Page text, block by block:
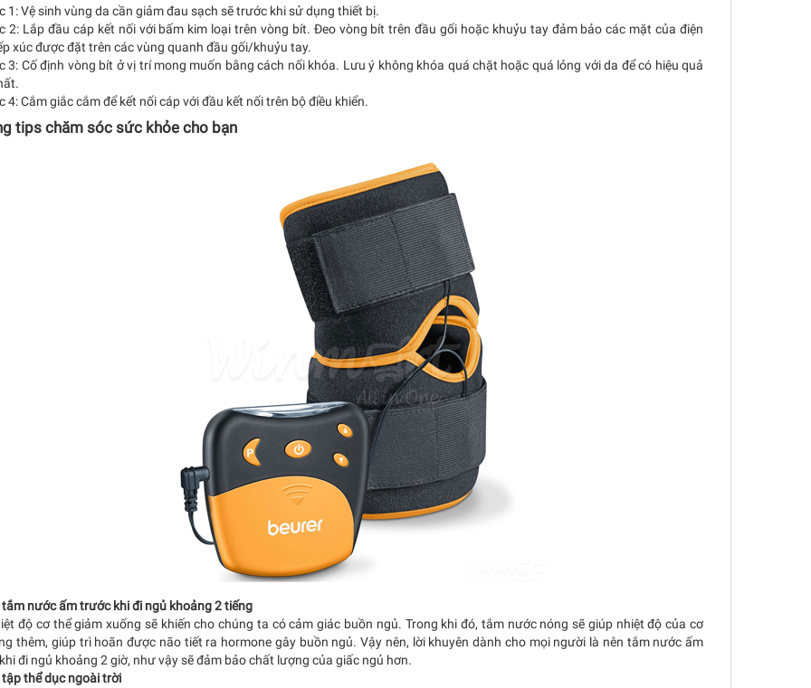
1: Vệ sinh vùng da cần giảm đau sạch sẽ trước khi sử dụng thiết bị.
2: Lắp đầu cáp kết nối với bấm kim loại trên vòng bít. Đeo vòng bít trên đầu gối hoặc khuỷu tay đảm bảo các mặt của điện
xúc được đặt trên các vùng quanh đầu gối/khuỷu tay.
3: Cố định vòng bít ở vị trí mong muốn bằng cách nối khóa. Lưu ý không khóa quá chặt hoặc quá lỏng với da để có hiệu quả
4: Cắm giắc cắm để kết nối cáp với đầu kết nối trên bộ điều khiển.
tips chăm sóc sức khỏe cho bạn
nước ấm trước khi đi ngủ khoảng 2 tiếng
độ cơ thể giảm xuống sẽ khiến cho chúng ta có cảm giác buồn ngủ. Trong khi đó, tắm nước nóng sẽ giúp nhiệt độ của cơ
thêm, giúp trì hoãn được não tiết ra hormone gây buồn ngủ. Vậy nên, lời khuyên dành cho mọi người là nên tắm nước ấm
đi ngủ khoảng 2 giờ, như vậy sẽ đảm bảo chất lượng của giấc ngủ hơn.
thể dục ngoài trời